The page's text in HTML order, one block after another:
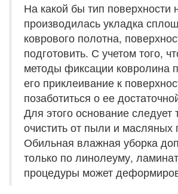
На какой бы тип поверхности
производилась укладка
коврового полотна,
подготовить. С учетом того,
методы фиксации ковролина
его приклеивание к
позаботиться о ее
Для этого основание следует
очистить от пыли и масляных
Обильная влажная уборка
только по линолеуму,
процедуры может